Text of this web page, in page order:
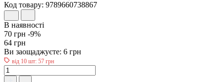
Код товару: 9789660738867
В наявності
70 грн -9%
64 грн
Ви заощаджуєте: 6 грн
від 10 шт: 57 грн